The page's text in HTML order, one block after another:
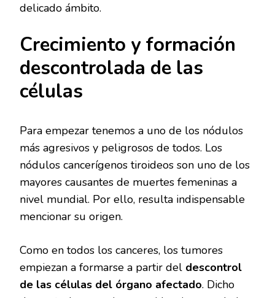
delicado ámbito.
Crecimiento y formación
descontrolada de las
células
Para empezar tenemos a uno de los nódulos
más agresivos y peligrosos de todos. Los
nódulos cancerígenos tiroideos son uno de los
mayores causantes de muertes femeninas a
nivel mundial. Por ello, resulta indispensable
mencionar su origen.
Como en todos los canceres, los tumores
empiezan a formarse a partir del descontrol
de las células del órgano afectado. Dicho